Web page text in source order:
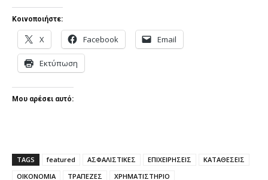
Κοινοποιήστε:
X Facebook Email
Εκτύπωση
Μου αρέσει αυτό:
TAGS featured ΑΣΦΑΛΙΣΤΙΚΕΣ ΕΠΙΧΕΙΡΗΣΕΙΣ
ΚΑΤΑΘΕΣΕΙΣ
ΟΙΚΟΝΟΜΙΑ
ΤΡΑΠΕΖΕΣ ΧΡΗΜΑΤΙΣΤΗΡΙΟ